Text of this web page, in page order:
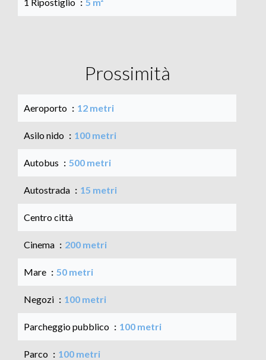
Prossimità
Aeroporto 12 metri
Asilo nido 100 metri
Autobus 500 metri
Autostrada 15 metri
Centro città
Cinema 200 metri
Mare 50 metri
Negozi 100 metri
Parcheggio pubblico 100 metri
Parco 100 metri